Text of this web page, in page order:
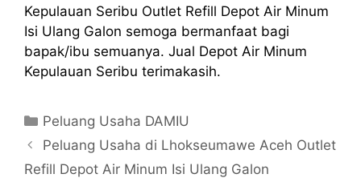
Kepulauan Seribu Outlet Refill Depot Air Minum
Isi Ulang Galon semoga bermanfaat bagi
bapak/ibu semuanya. Jual Depot Air Minum
Kepulauan Seribu terimakasih.
Kategori
Peluang Usaha DAMIU
Peluang Usaha di Lhokseumawe Aceh Outlet
Refill Depot Air Minum Isi Ulang Galon